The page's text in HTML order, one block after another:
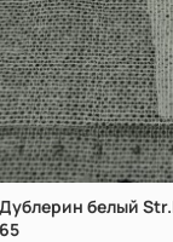
Дублерин белый
65